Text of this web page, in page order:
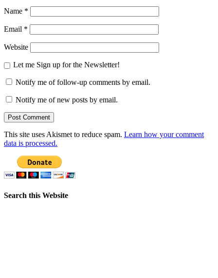
Name *
Email *
Website
Let me Sign up for the Newsletter!
Notify me of follow-up comments by email.
Notify me of new posts by email.
This site uses Akismet to reduce spam. Learn how your comment
data is processed.
Search this Website